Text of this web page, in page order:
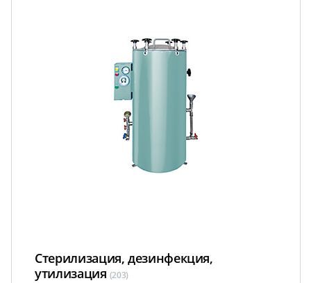
Стерилизация, дезинфекция,
утилизация (203)